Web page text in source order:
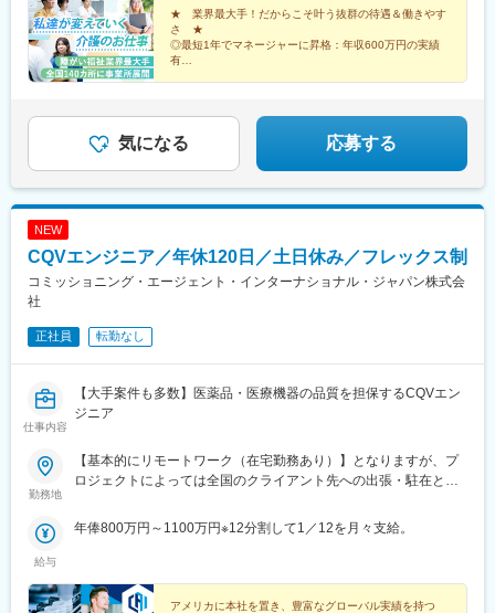
郡粕屋町／北九州市／久留米市／佐賀市／長崎市／熊本市／大分
市／宮崎市／鹿児島市／沖縄市※受動喫煙防止対策：敷地内禁煙※
駐車場あり！車、バイク、自転車などの通勤OK ※地域による※担
当するご利用者のご自宅へ訪問していただきます。※ご希望をお伺
松江駅、備前西市駅、東福山駅、比治山橋駅、幡生駅、阿波富田
駅、元山駅(香川県)、道後公園駅、知寄町二丁目駅、吉塚駅、柚須
駅、木屋瀬駅、西鉄久留米駅、佐賀駅、茂里町駅、健軍町駅、大
分駅、宮崎駅、天文館通駅、古島駅、南平岸駅、新津田沼駅、志
駅、西宮駅(ＪＲ線)、新大宮駅、南区役所前駅、道後温泉駅、馬出
九大病院前駅、新木屋瀬駅、スタジアムシティノース駅、いづろ
通駅、長野駅、丸の内駅(富山県)、呼続駅、市役所前駅(広島県)、
★ 業界最大手！だからこそ叶う抜群の待遇＆働きやす
さ ★
◎最短1年でマネージャーに昇格：年収600万円の実績
有
気になる 応募する
NEW
CQVエンジニア／年休120日／土日休み／フレックス制
コミッショニング・エージェント・インターナショナル・ジャパン株式会
社
正社員 転勤なし
仕事内容
【大手案件も多数】医薬品・医療機器の品質を担保するCQVエン
ジニア
勤務地
【基本的にリモートワーク（在宅勤務あり）】となりますが、プ
ロジェクトによっては全国のクライアント先への出張・駐在とな
慮の上決定いたします。
給与
年俸800万円～1100万円※12分割して1／12を月々支給。
アメリカに本社を置き、豊富なグローバル実績を持つ